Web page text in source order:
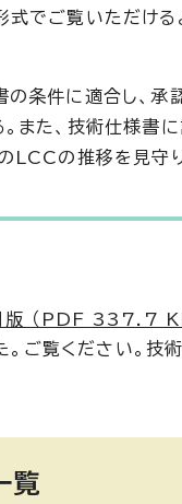
でご覧いただける
条件に適合し、承認
また、技術仕様
LCCの推移を見守
（PDF 337.7
。ご覧ください。技
覧